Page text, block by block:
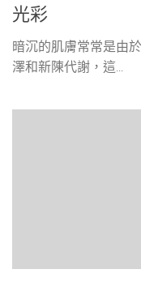
光彩
暗沉的肌膚常常是由
澤和新陳代謝，這...